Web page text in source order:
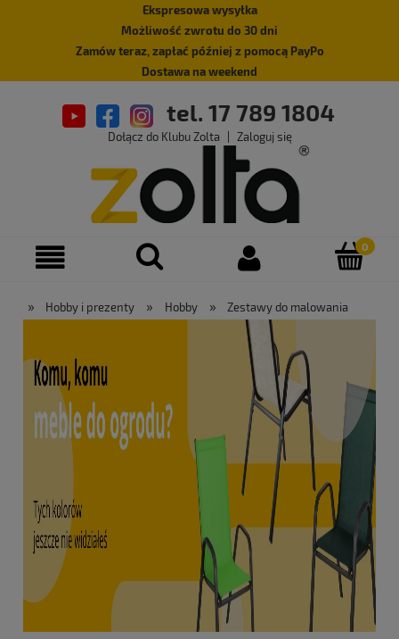
Ekspresowa wysyłka
Możliwość zwrotu do 30 dni
Zamów teraz, zapłać później z pomocą PayPo
Dostawa na weekend
tel. 17 789 1804
Dołącz do Klubu Zolta Zaloguj się
» Hobby i prezenty » Hobby » Zestawy do malowania